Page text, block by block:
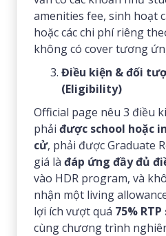
amenities fee, sinh hoạt
hoặc các chi phí riêng
không có cover tương
Điều kiện & đối
(Eligibility)
Official page nêu 3 điều
phảiđược school hoặc
cử, phải được Graduate
giá làđáp ứng đầy đủ
vào HDR program, và
nhận một living
lợi ích vượt quá 75%
cùng chương trình